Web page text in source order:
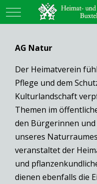
Mobile Menu Toggle
AG Natur
Der Heimatverein
Pflege und dem
Kulturlandschaft
Themen im
den Bürgerinnen
unseres
veranstaltet der
und
dienen ebenfalls die